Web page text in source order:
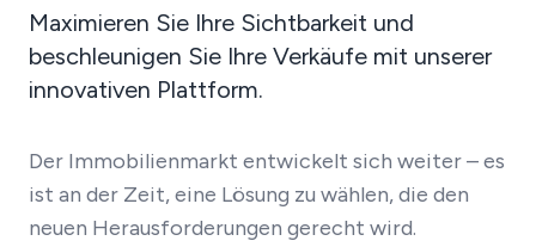
Maximieren Sie Ihre Sichtbarkeit und
beschleunigen Sie Ihre Verkäufe mit unserer
innovativen Plattform.
Der Immobilienmarkt entwickelt sich weiter – es
ist an der Zeit, eine Lösung zu wählen, die den
neuen Herausforderungen gerecht wird.